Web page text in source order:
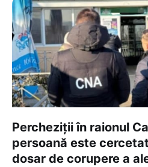
Percheziții în raionul
persoană este
dosar de corupere a